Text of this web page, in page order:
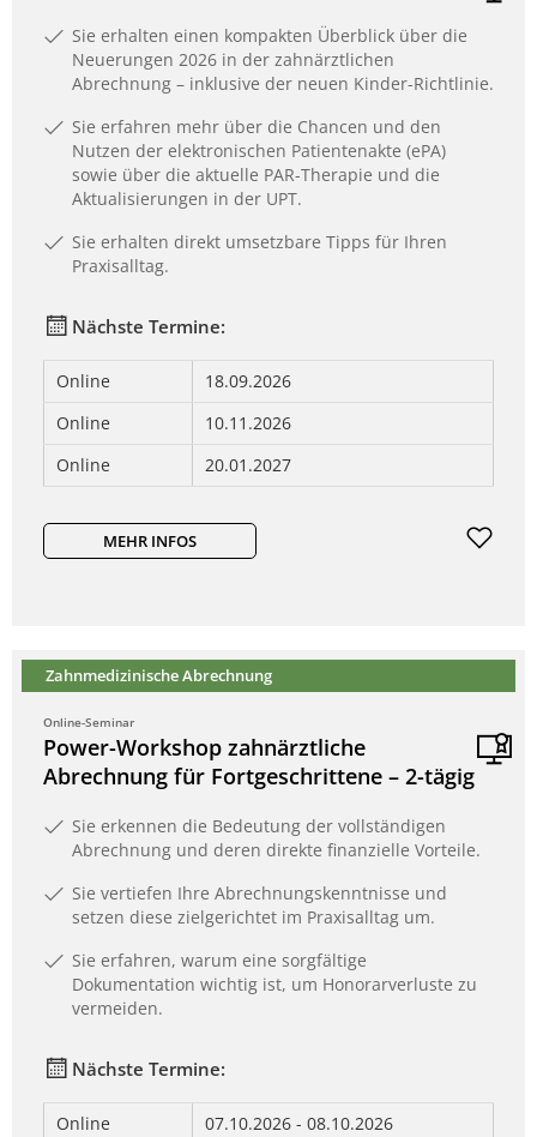
Sie erhalten einen kompakten Überblick über die
Neuerungen 2026 in der zahnärztlichen
Abrechnung – inklusive der neuen Kinder-Richtlinie.
Sie erfahren mehr über die Chancen und den
Nutzen der elektronischen Patientenakte (ePA)
sowie über die aktuelle PAR-Therapie und die
Aktualisierungen in der UPT.
Sie erhalten direkt umsetzbare Tipps für Ihren
Praxisalltag.
Nächste Termine:
Online
18.09.2026
Online
10.11.2026
Online
20.01.2027
MEHR INFOS
Zahnmedizinische Abrechnung
Online-Seminar
Power-Workshop zahnärztliche
Abrechnung für Fortgeschrittene – 2-tägig
Sie erkennen die Bedeutung der vollständigen
Abrechnung und deren direkte finanzielle Vorteile.
Sie vertiefen Ihre Abrechnungskenntnisse und
setzen diese zielgerichtet im Praxisalltag um.
Sie erfahren, warum eine sorgfältige
Dokumentation wichtig ist, um Honorarverluste zu
vermeiden.
Nächste Termine:
Online
07.10.2026 - 08.10.2026